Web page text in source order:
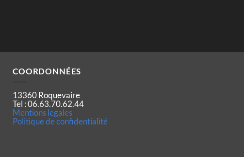
COORDONNÉES
13360 Roquevaire
Tel : 06.63.70.62.44
Mentions legales
Politique de confidentialité